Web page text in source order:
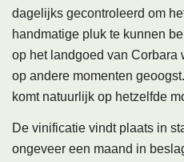
dagelijks gecontroleerd om
handmatige pluk te kunnen
op het landgoed van Corbara
op andere momenten
komt natuurlijk op hetzelfde
De vinificatie vindt plaats in
ongeveer een maand in